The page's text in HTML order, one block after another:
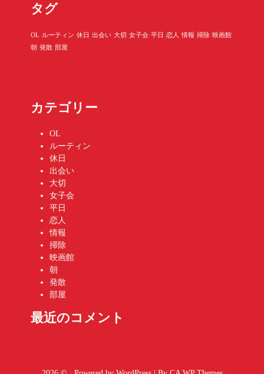
タグ
OL ルーティン 休日 出会い 大切 女子会 平日 恋人 情報 掃除 映画館
朝 発散 部屋
カテゴリー
OL
ルーティン
休日
出会い
大切
女子会
平日
恋人
情報
掃除
映画館
朝
発散
部屋
最近のコメント